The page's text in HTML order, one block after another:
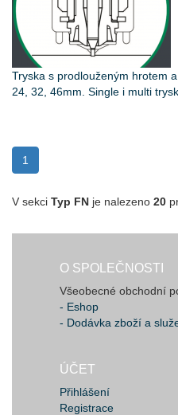
Tryska s prodlouženým hrotem
24, 32, 46mm. Single i multi
1
V sekci Typ FN je nalezeno 20
O SPOLEČNOSTI
Všeobecné obchodní
- Eshop
- Dodávka zboží a
ÚČET
Přihlášení
Registrace